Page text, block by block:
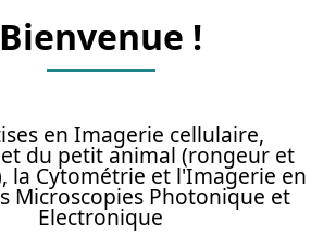
Bienvenue !
en Imagerie cellulaire,
du petit animal (rongeur et
la Cytométrie et l'Imagerie en
Microscopies Photonique et
Electronique